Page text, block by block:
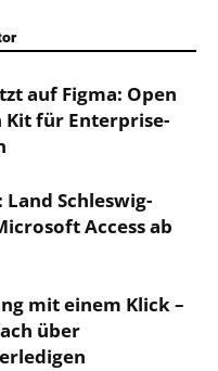
auf Figma: Open
Kit für Enterprise-
Schleswig-
Access ab
mit einem Klick –
über
erledigen